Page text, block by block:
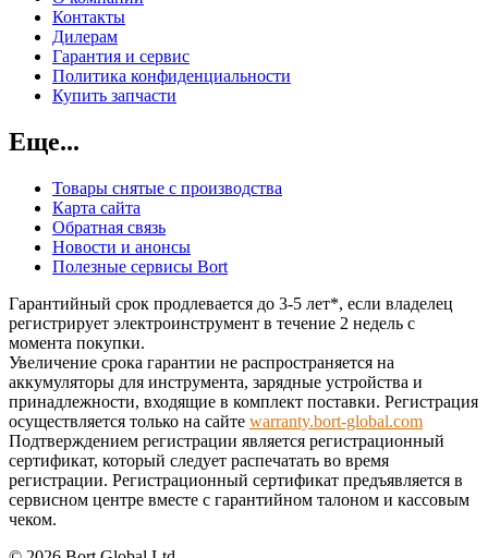
Контакты
Дилерам
Гарантия и сервис
Политика конфиденциальности
Купить запчасти
Еще...
Товары снятые с производства
Карта сайта
Обратная связь
Новости и анонсы
Полезные сервисы Bort
Гарантийный срок продлевается до 3-5 лет*, если владелец
регистрирует электроинструмент в течение 2 недель с
момента покупки.
Увеличение срока гарантии не распространяется на
аккумуляторы для инструмента, зарядные устройства и
принадлежности, входящие в комплект поставки. Регистрация
осуществляется только на сайте warranty.bort-global.com
Подтверждением регистрации является регистрационный
сертификат, который следует распечатать во время
регистрации. Регистрационный сертификат предъявляется в
сервисном центре вместе с гарантийном талоном и кассовым
чеком.